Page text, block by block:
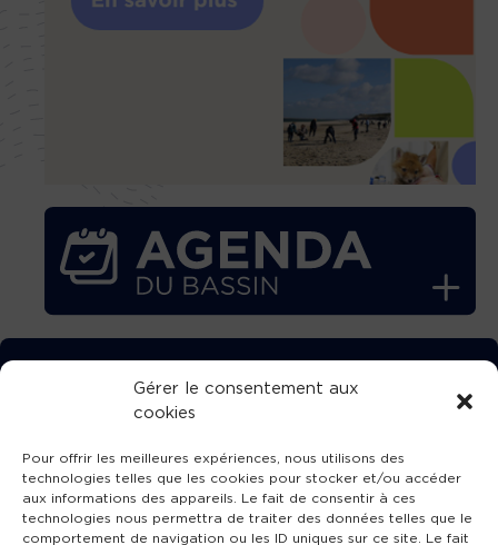
Gérer le consentement aux
cookies
Pour offrir les meilleures expériences, nous utilisons des
technologies telles que les cookies pour stocker et/ou accéder
aux informations des appareils. Le fait de consentir à ces
technologies nous permettra de traiter des données telles que le
comportement de navigation ou les ID uniques sur ce site. Le fait
TÉLÉCHARGEZ GRATUITEMENT
L’APPLICATION TVBA !